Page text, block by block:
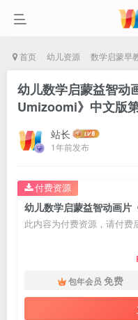
首页 幼儿资源 数学启蒙早
幼儿数学启蒙益智动
Umizoomi》中文版
站长
1年前发布
此内容为付费资源，请付费
包年会员 免费
付费资源